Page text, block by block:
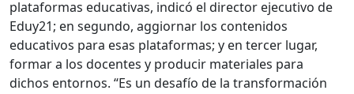
plataformas educativas, indicó el director ejecutivo de
Eduy21; en segundo, aggiornar los contenidos
educativos para esas plataformas; y en tercer lugar,
formar a los docentes y producir materiales para
dichos entornos. “Es un desafío de la transformación